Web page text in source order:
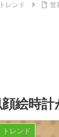
レンド 世
絵時
トレンド